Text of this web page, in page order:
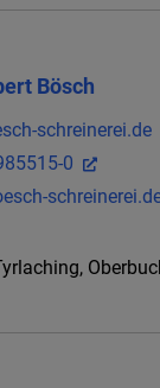
Bösch
schreinerei.de
0
,